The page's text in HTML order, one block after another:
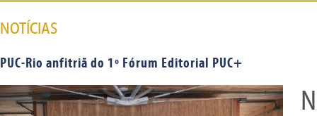
NOTÍCIAS
PUC-Rio anfitriã do 1º Fórum Editorial PUC+